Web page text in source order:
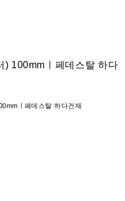
ㅣ페데스탈 하다건재